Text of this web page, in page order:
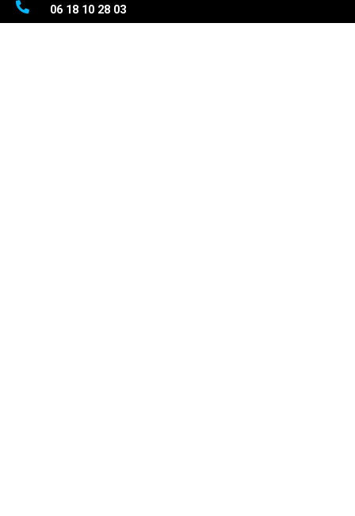
06 18 10 28 03